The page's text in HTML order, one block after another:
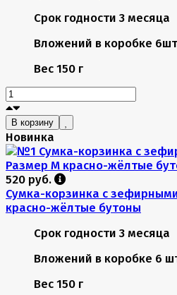
Срок годности 3 месяца
Вложений в коробке 6шт
Вес 150 г
В корзину
Новинка
520 руб.
Сумка-корзинка с
красно-жёлтые бутоны
Срок годности 3 месяца
Вложений в коробке 6
Вес 150 г